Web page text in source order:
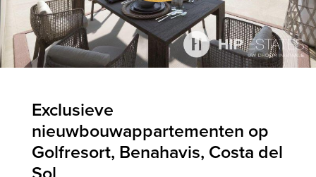
Exclusieve
nieuwbouwappartementen op
Golfresort, Benahavis, Costa del